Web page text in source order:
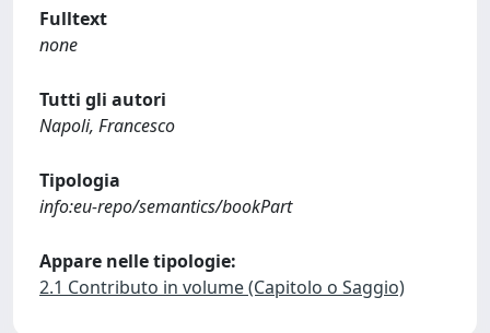
Fulltext
none
Tutti gli autori
Napoli, Francesco
Tipologia
info:eu-repo/semantics/bookPart
Appare nelle tipologie:
2.1 Contributo in volume (Capitolo o Saggio)